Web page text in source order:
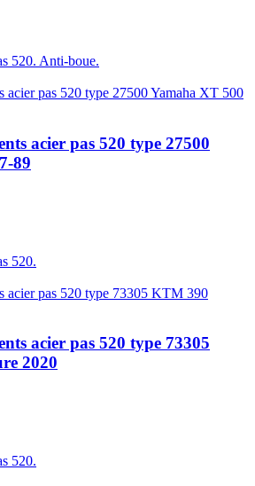
520. Anti-boue.
acier pas 520 type 27500
89
520.
acier pas 520 type 73305
2020
520.